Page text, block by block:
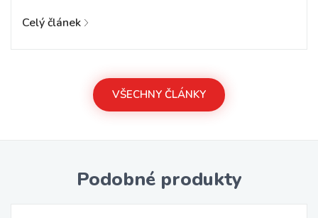
Celý článek
VŠECHNY ČLÁNKY
Podobné produkty